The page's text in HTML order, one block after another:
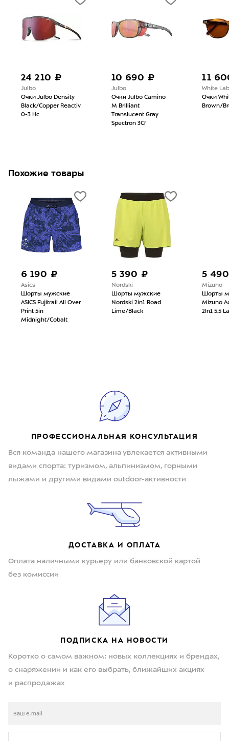
24 210 ₽
Julbo
Очки Julbo Density
Black/Copper Reactiv
0-3 Hc
10 690 ₽
Julbo
Очки Julbo Camino
М Brilliant
Translucent Gray
Spectron 3Cf
11
White Lab
Очки
Brown/
Похожие товары
6 190 ₽
Asics
Шорты мужские
ASICS Fujitrail All Over
Print 5in
Midnight/Cobalt
5 390 ₽
Nordski
Шорты мужские
Nordski 2in1 Road
Lime/Black
5
Mizuno
Шорты
Mizuno
2In1 5.5
ПРОФЕССИОНАЛЬНАЯ КОНСУЛЬТАЦИЯ
Вся команда нашего магазина увлекается активными
видами спорта: туризмом, альпинизмом, горными
лыжами и другими видами outdoor-активности
ДОСТАВКА И ОПЛАТА
Оплата наличными курьеру или банковской картой
без комиссии
ПОДПИСКА НА НОВОСТИ
Коротко о самом важном: новых коллекциях и брендах,
о снаряжении и как его выбрать, ближайших акциях
и распродажах